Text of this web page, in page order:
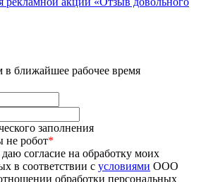
ближайшее рабочее время
заполнения
не робот*
согласие на обработку моих
в соответствии с условиями ООО
обработки персональных